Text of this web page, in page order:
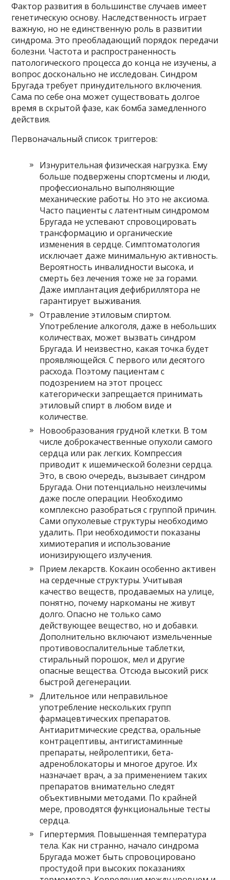
Фактор развития в большинстве случаев имеет
генетическую основу. Наследственность играет
важную, но не единственную роль в развитии
синдрома. Это преобладающий порядок передачи
болезни. Частота и распространенность
патологического процесса до конца не изучены, а
вопрос досконально не исследован. Синдром
Бругада требует принудительного включения.
Сама по себе она может существовать долгое
время в скрытой фазе, как бомба замедленного
действия.
Первоначальный список триггеров:
Изнурительная физическая нагрузка. Ему
больше подвержены спортсмены и люди,
профессионально выполняющие
механические работы. Но это не аксиома.
Часто пациенты с латентным синдромом
Бругада не успевают спровоцировать
трансформацию и органические
изменения в сердце. Симптоматология
исключает даже минимальную активность.
Вероятность инвалидности высока, и
смерть без лечения тоже не за горами.
Даже имплантация дефибриллятора не
гарантирует выживания.
Отравление этиловым спиртом.
Употребление алкоголя, даже в небольших
количествах, может вызвать синдром
Бругада. И неизвестно, какая точка будет
проявляющейся. С первого или десятого
расхода. Поэтому пациентам с
подозрением на этот процесс
категорически запрещается принимать
этиловый спирт в любом виде и
количестве.
Новообразования грудной клетки. В том
числе доброкачественные опухоли самого
сердца или рак легких. Компрессия
приводит к ишемической болезни сердца.
Это, в свою очередь, вызывает синдром
Бругада. Они потенциально неизлечимы
даже после операции. Необходимо
комплексно разобраться с группой причин.
Сами опухолевые структуры необходимо
удалить. При необходимости показаны
химиотерапия и использование
ионизирующего излучения.
Прием лекарств. Кокаин особенно активен
на сердечные структуры. Учитывая
качество веществ, продаваемых на улице,
понятно, почему наркоманы не живут
долго. Опасно не только само
действующее вещество, но и добавки.
Дополнительно включают измельченные
противовоспалительные таблетки,
стиральный порошок, мел и другие
опасные вещества. Отсюда высокий риск
быстрой дегенерации.
Длительное или неправильное
употребление нескольких групп
фармацевтических препаратов.
Антиаритмические средства, оральные
контрацептивы, антигистаминные
препараты, нейролептики, бета-
адреноблокаторы и многое другое. Их
назначает врач, а за применением таких
препаратов внимательно следят
объективными методами. По крайней
мере, проводятся функциональные тесты
сердца.
Гипертермия. Повышенная температура
тела. Как ни странно, начало синдрома
Бругада может быть спровоцировано
простудой при высоких показаниях